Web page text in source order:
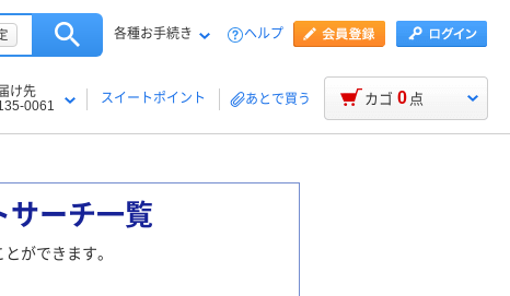
各種お手続き ヘルプ
け先
0061
スイートポイント あとで買う カゴ 0 点
サーチ一覧
ができます。